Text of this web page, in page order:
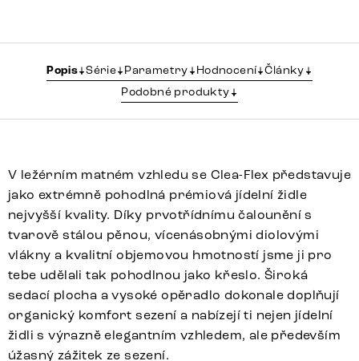
Popis Série Parametry Hodnocení Články
Podobné produkty
V ležérním matném vzhledu se Clea-Flex představuje
jako extrémně pohodlná prémiová jídelní židle
nejvyšší kvality. Díky prvotřídnímu čalounění s
tvarově stálou pěnou, vícenásobnými diolovými
vlákny a kvalitní objemovou hmotností jsme ji pro
tebe udělali tak pohodlnou jako křeslo. Široká
sedací plocha a vysoké opěradlo dokonale doplňují
organický komfort sezení a nabízejí ti nejen jídelní
židli s výrazně elegantním vzhledem, ale především
úžasný zážitek ze sezení.